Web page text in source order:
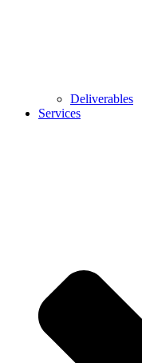
Deliverables
Services